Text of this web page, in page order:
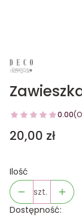
0.00
Cena
20,00 zł
Ilość
szt.
Dostępność: